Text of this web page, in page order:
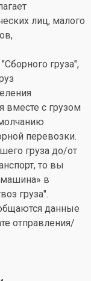
лиц, малого
груза",
вместе с грузом
перевозки.
груза до/от
то вы
в
груза".
данные
отправления/